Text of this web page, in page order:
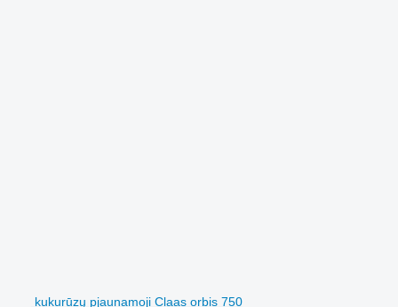
kukurūzų pjaunamoji Claas orbis 750